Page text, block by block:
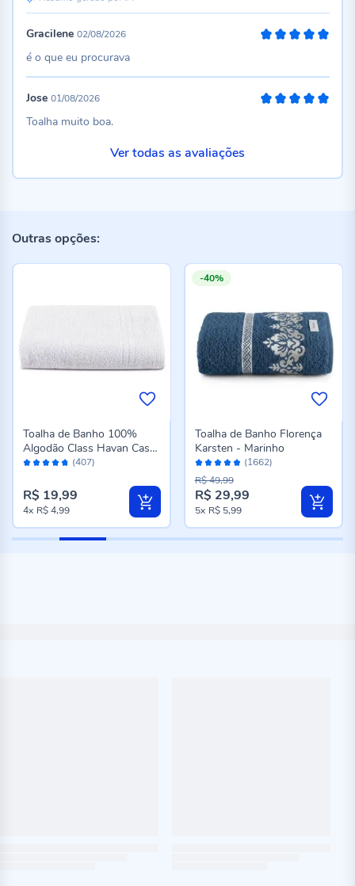
Gracilene 02/08/2026
é o que eu procurava
Jose 01/08/2026
Toalha muito boa.
Ver todas as avaliações
Outras opções:
Avaliação: (407)
Toalha de Banho 100%
Algodão Class Havan Casa
- Branco
R$ 19,99
4x R$ 4,99
-40%
Avaliação:
96%
(1662)
Toalha de Banho Florença
Karsten - Marinho
Preço
especial
R$ 29,99
R$ 49,99
5x R$ 5,99